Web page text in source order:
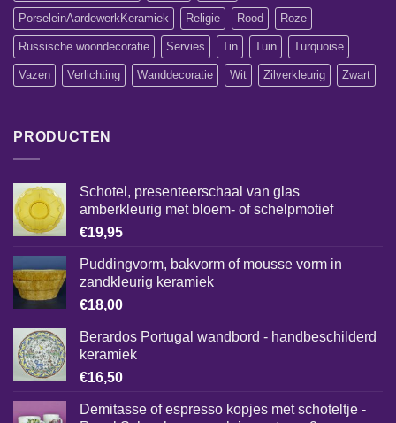
PorseleinAardewerkKeramiek Religie Rood Roze
Russische woondecoratie Servies Tin Tuin Turquoise
Vazen Verlichting Wanddecoratie Wit Zilverkleurig Zwart
PRODUCTEN
Schotel, presenteerschaal van glas
amberkleurig met bloem- of schelpmotief
€19,95
Puddingvorm, bakvorm of mousse vorm in
zandkleurig keramiek
€18,00
Berardos Portugal wandbord - handbeschilderd
keramiek
€16,50
Demitasse of espresso kopjes met schoteltje -